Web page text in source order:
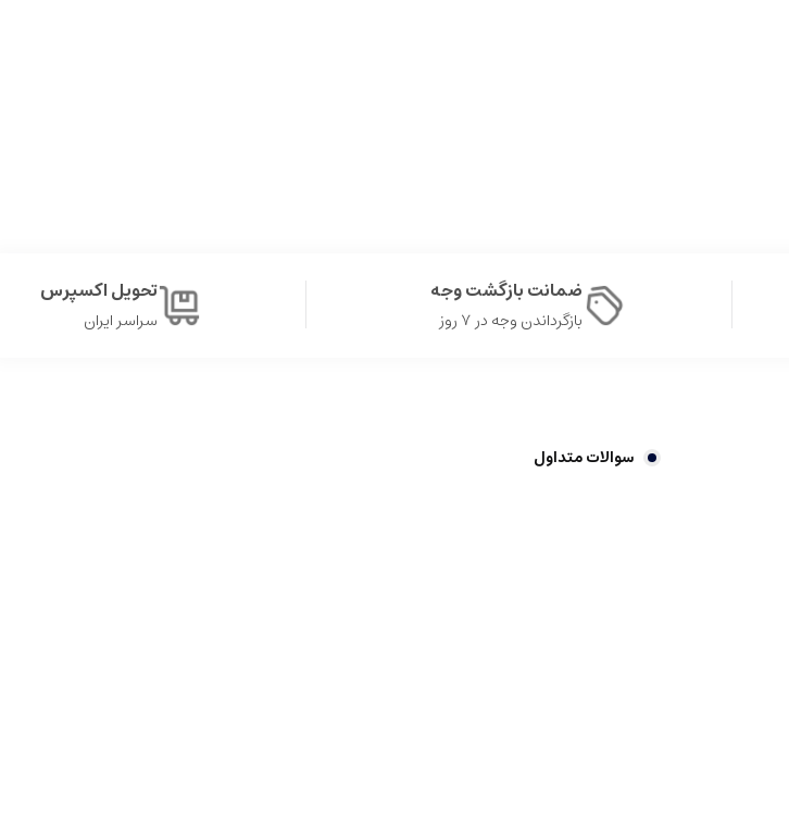
ضمانت بازگشت وجه
بازگرداندن وجه در ۷ روز
تحویل اکسپرس
سراسر ایران
سوالات متداول